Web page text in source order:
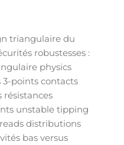
triangulaire du
robustesses :
physics
points contacts
unstable tipping
distributions
bas versus